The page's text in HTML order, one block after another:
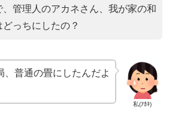
、管理人のアカネさん、我が家の和
っちにしたの？
私(ｱｶﾈ)
、普通の畳にしたんだよ